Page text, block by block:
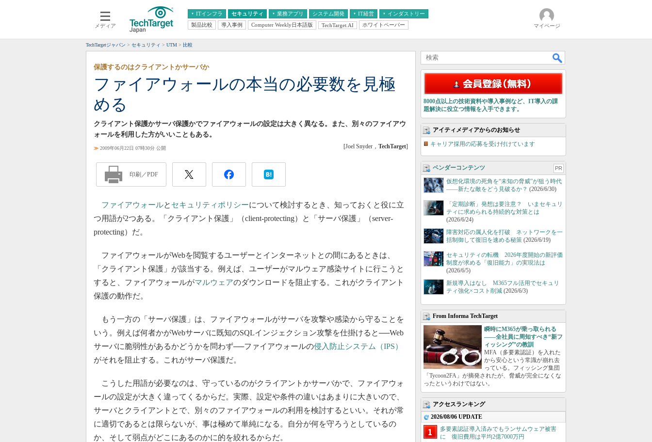
メディア
ITインフラ
クラウド
スマートモバイル
ネットワーク
システム運用管理
セキュリティ 業務アプリ
エンタープライズAI
ERP
CX
情報系システム
システム開発 IT経営
経営とIT
インダストリー
医療IT
製品比較 導入事例 Computer Weekly日本語版 TechTarget.AI ホワイトペーパー マイページ
TechTargetジャパン セキュリティ UTM 比較
ファイアウォールの本当の必要数を見極
める
保護するのはクライアントかサーバか
クライアント保護かサーバ保護かでファイアウォールの設定は大きく異なる。また、別々のファイアウ
ォールを利用した方がいいこともある。
≫ 2009年06月22日 07時30分 公開 [Joel Snyder， TechTarget]
印刷／PDF
ファイアウォールと セキュリティポリシーについて検討するとき、知っておくと役に立
つ用語が2つある。「クライアント保護」（client-protecting）と「サーバ保護」（server-
protecting）だ。
ファイアウォールがWebを閲覧するユーザーとインターネットとの間にあるときは、
「クライアント保護」が該当する。例えば、ユーザーがマルウェア感染サイトに行こうと
すると、ファイアウォールがマルウェアのダウンロードを阻止する。これがクライアント
保護の動作だ。
もう一方の「サーバ保護」は、ファイアウォールがサーバを攻撃や感染から守ることを
いう。例えば何者かがWebサーバに既知のSQLインジェクション攻撃を仕掛けると──Web
サーバに脆弱性があるかどうかを問わず──ファイアウォールの侵入防止システム（IPS）
がそれを阻止する。これがサーバ保護だ。
こうした用語が必要なのは、守っているのがクライアントかサーバかで、ファイアウォ
ールの設定が大きく違ってくるからだ。実際、設定や条件の違いはあまりに大きいので、
サーバとクライアントとで、別々のファイアウォールの利用を検討するといい。それが常
に適切であるとは限らないが、事は極めて単純になる。自分が何を守ろうとしているの
か、そして弱点がどこにあるのかに的を絞れるからだ。
8000点以上の技術資料や導入事例など、IT導入の課
題解決に役立つ情報を入手できます。
アイティメディアからのお知らせ
キャリア採用の応募を受け付けています
ベンダーコンテンツ PR
仮想化環境の死角を“未知の脅威”が狙う時代
――新たな敵をどう見破るか？ (2026/6/30)
「定期診断」発想は要注意？ いまセキュリ
ティに求められる持続的な対策とは
(2026/6/24)
障害対応の属人化を打破 ネットワークを一
括制御して復旧を速める秘策 (2026/6/19)
セキュリティの転機 2026年度開始の新評価
制度が求める「復旧能力」の実現法は
(2026/6/5)
新規導入はなし M365フル活用でセキュリ
ティ強化×コスト削減 (2026/6/3)
From Informa TechTarget
瞬時にM365が乗っ取られる
――全社員に周知すべき“新フ
ィッシング”の教訓
MFA（多要素認証）を入れた
から安心という常識が崩れ去
っている。フィッシング集団
「Tycoon2FA」が摘発されたが、脅威が完全になくな
ったというわけではない。
アクセスランキング
2026/08/06 UPDATE
多要素認証導入済みでもランサムウェア被害
に 復旧費用は平均2億7000万円